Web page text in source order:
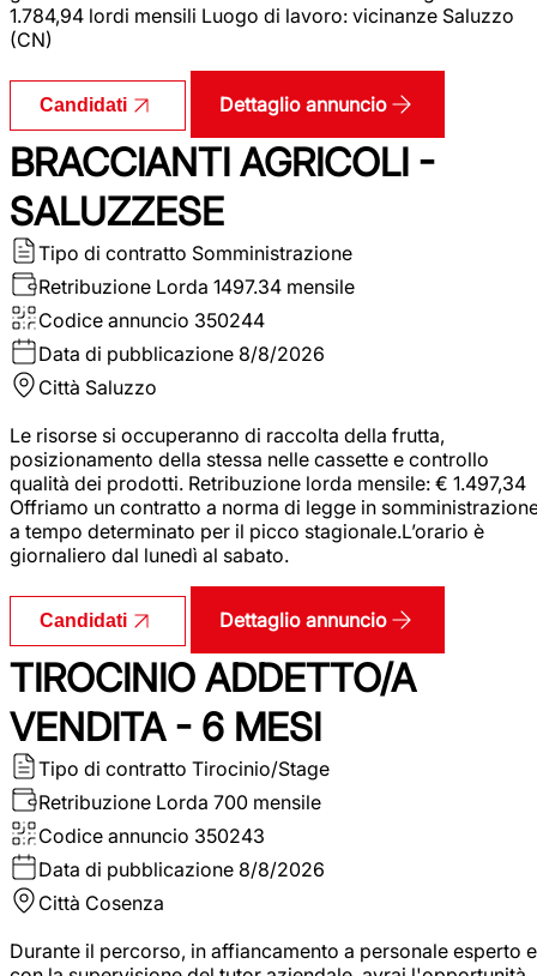
1.784,94 lordi mensili Luogo di lavoro: vicinanze Saluzzo
(CN)
Candidati Dettaglio annuncio
BRACCIANTI AGRICOLI -
SALUZZESE
Tipo di contratto Somministrazione
Retribuzione Lorda 1497.34 mensile
Codice annuncio 350244
Data di pubblicazione 8/8/2026
Città Saluzzo
Le risorse si occuperanno di raccolta della frutta,
posizionamento della stessa nelle cassette e controllo
qualità dei prodotti. Retribuzione lorda mensile: € 1.497,34
Offriamo un contratto a norma di legge in
a tempo determinato per il picco stagionale.L’orario è
giornaliero dal lunedì al sabato.
Candidati Dettaglio annuncio
TIROCINIO ADDETTO/A
VENDITA - 6 MESI
Tipo di contratto Tirocinio/Stage
Retribuzione Lorda 700 mensile
Codice annuncio 350243
Data di pubblicazione 8/8/2026
Città Cosenza
Durante il percorso, in affiancamento a personale esperto e